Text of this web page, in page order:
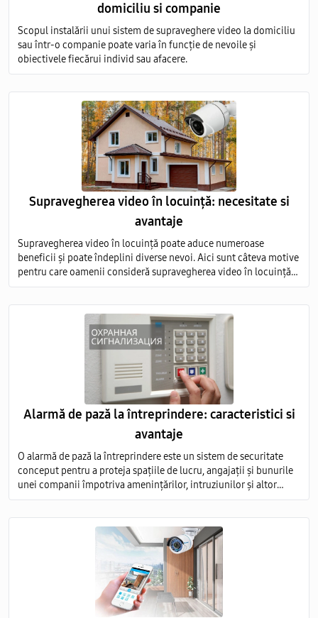
domiciliu si companie
Scopul instalării unui sistem de supraveghere video la domiciliu
sau într-o companie poate varia în funcție de nevoile și
obiectivele fiecărui individ sau afacere.
Supravegherea video în locuință: necesitate si
avantaje
Supravegherea video în locuință poate aduce numeroase
beneficii și poate îndeplini diverse nevoi. Aici sunt câteva motive
pentru care oamenii consideră supravegherea video în locuință
ca fiind necesară, precum și avantajele asociate acestei practici
Alarmă de pază la întreprindere: caracteristici si
avantaje
O alarmă de pază la întreprindere este un sistem de securitate
conceput pentru a proteja spațiile de lucru, angajații și bunurile
unei companii împotriva amenințărilor, intruziunilor și altor
evenimente nedorite.